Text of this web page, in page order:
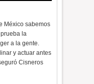
México sabemos
la
a la gente.
y actuar antes
Cisneros